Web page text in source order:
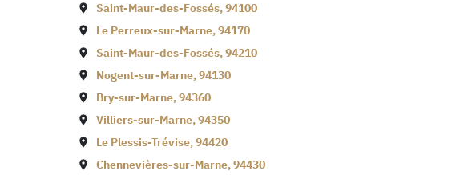
Saint-Maur-des-Fossés,94100
Le Perreux-sur-Marne,94170
Saint-Maur-des-Fossés,94210
Nogent-sur-Marne,94130
Bry-sur-Marne,94360
Villiers-sur-Marne,94350
Le Plessis-Trévise,94420
Chennevières-sur-Marne,94430